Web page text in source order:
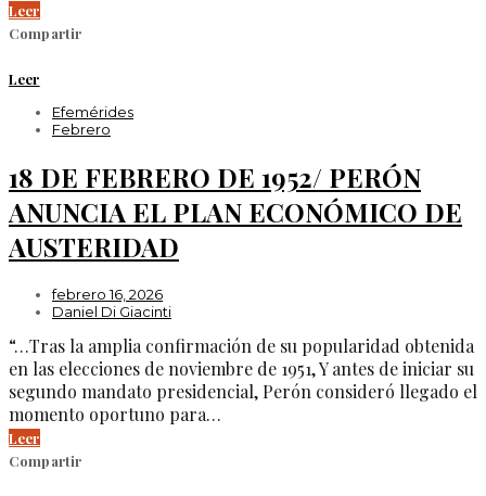
Leer
Compartir
Leer
Efemérides
Febrero
18 DE FEBRERO DE 1952/ PERÓN
ANUNCIA EL PLAN ECONÓMICO DE
AUSTERIDAD
febrero 16, 2026
Daniel Di Giacinti
“…Tras la amplia confirmación de su popularidad obtenida
en las elecciones de noviembre de 1951, Y antes de iniciar su
segundo mandato presidencial, Perón consideró llegado el
momento oportuno para…
Leer
Compartir